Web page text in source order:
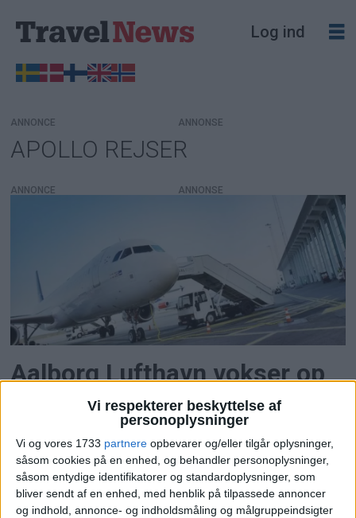
Vi respekterer beskyttelse af
personoplysninger
Vi og vores 1733 partnere opbevarer og/eller tilgår oplysninger,
såsom cookies på en enhed, og behandler personoplysninger,
såsom entydige identifikatorer og standardoplysninger, som
bliver sendt af en enhed, med henblik på tilpassede annoncer
og indhold, annonce- og indholdsmåling og målgruppeindsigter
Log ind
Tag:
apollo
ANNONCE
APOLLO REJSER
ANNONCE
Aalborg Lufthavn vokser op
mod sommeren
Passagertallet steg 3,1 procent i maj, mens
chartertrafikken og ruterne til København og
Amsterdam holdt efterspørgslen oppe.